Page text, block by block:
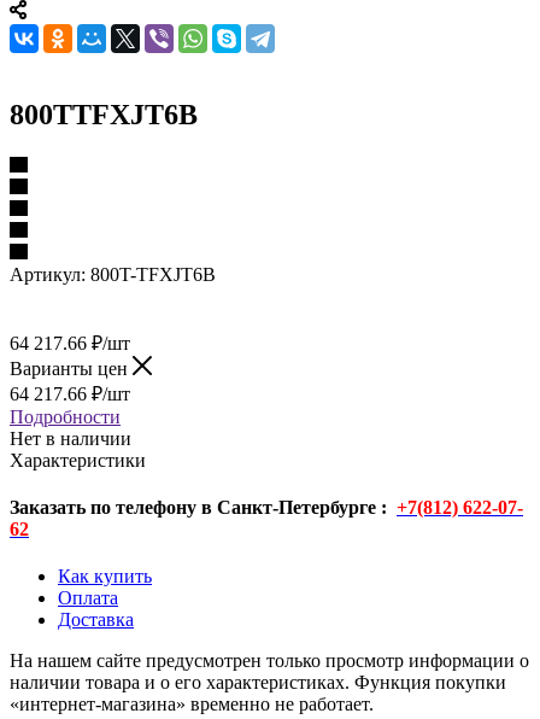
800TTFXJT6B
Артикул: 800T-TFXJT6B
64 217.66 ₽/шт
Варианты цен
64 217.66 ₽/шт
Подробности
Нет в наличии
Характеристики
Заказать по телефону в Санкт-Петербурге : +7(812) 622-07-
62
Как купить
Оплата
Доставка
На нашем сайте предусмотрен только просмотр информации о
наличии товара и о его характеристиках. Функция покупки
«интернет-магазина» временно не работает.